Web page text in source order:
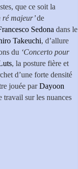
que ce soit la
ré majeur’de
Sedona dans le
Takeuchi, d’allure
du ‘Concerto pour
, la posture fière et
d’une forte densité
jouée parDayoon
travail sur les nuances